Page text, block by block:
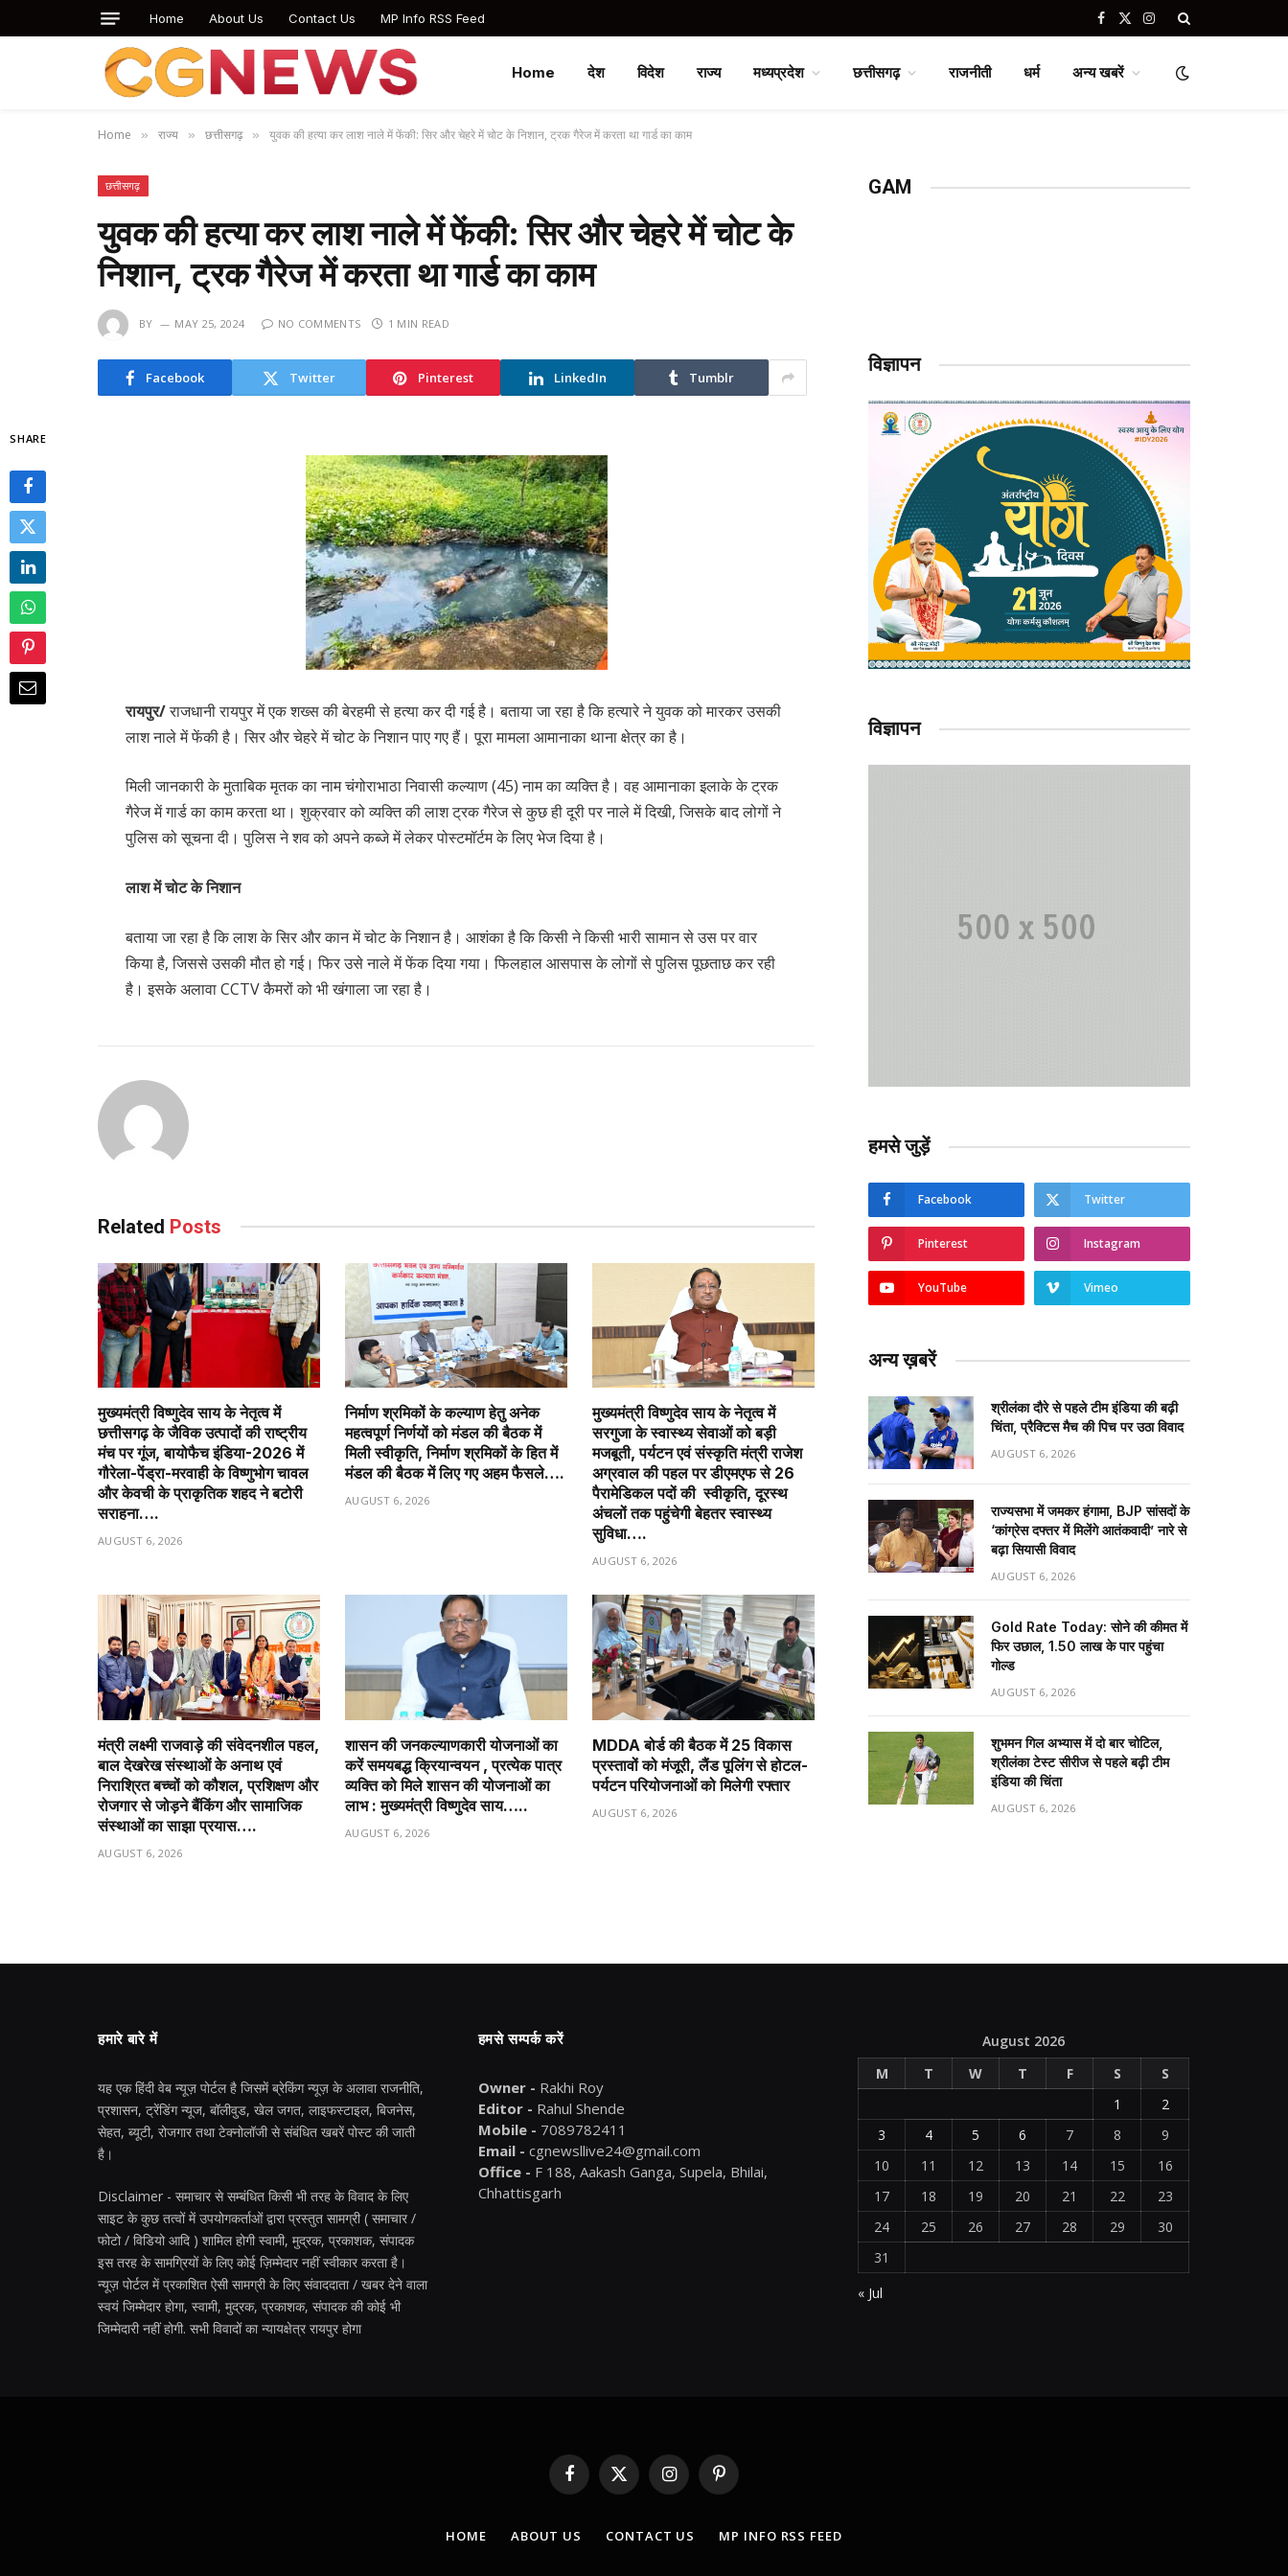
Home About Us Contact Us MP Info RSS Feed Facebook
X
Instagram
Home देश विदेश राज्य मध्यप्रदेश छत्तीसगढ़ राजनीती धर्म अन्य खबरें
Home » राज्य » छत्तीसगढ़ » युवक की हत्या कर लाश नाले में फेंकी: सिर और चेहरे में चोट के निशान, ट्रक गैरेज में करता था गार्ड का काम
छत्तीसगढ़
युवक की हत्या कर लाश नाले में फेंकी: सिर और चेहरे में चोट के
निशान, ट्रक गैरेज में करता था गार्ड का काम
BY MAY 25, 2024 NO COMMENTS 1 MIN READ
Facebook Twitter Pinterest LinkedIn Tumblr
SHARE
रायपुर/राजधानी रायपुर में एक शख्स की बेरहमी से हत्या कर दी गई है। बताया जा रहा है कि हत्यारे ने युवक को मारकर उसकी
लाश नाले में फेंकी है। सिर और चेहरे में चोट के निशान पाए गए हैं। पूरा मामला आमानाका थाना क्षेत्र का है।
मिली जानकारी के मुताबिक मृतक का नाम चंगोराभाठा निवासी कल्याण (45) नाम का व्यक्ति है। वह आमानाका इलाके के ट्रक
गैरेज में गार्ड का काम करता था। शुक्रवार को व्यक्ति की लाश ट्रक गैरेज से कुछ ही दूरी पर नाले में दिखी, जिसके बाद लोगों ने
पुलिस को सूचना दी। पुलिस ने शव को अपने कब्जे में लेकर पोस्टमॉर्टम के लिए भेज दिया है।
लाश में चोट के निशान
बताया जा रहा है कि लाश के सिर और कान में चोट के निशान है। आशंका है कि किसी ने किसी भारी सामान से उस पर वार
किया है, जिससे उसकी मौत हो गई। फिर उसे नाले में फेंक दिया गया। फिलहाल आसपास के लोगों से पुलिस पूछताछ कर रही
है। इसके अलावा CCTV कैमरों को भी खंगाला जा रहा है।
Related Posts
मुख्यमंत्री विष्णुदेव साय के नेतृत्व में
छत्तीसगढ़ के जैविक उत्पादों की राष्ट्रीय
मंच पर गूंज, बायोफैच इंडिया-2026 में
गौरेला-पेंड्रा-मरवाही के विष्णुभोग चावल
और केवची के प्राकृतिक शहद ने बटोरी
सराहना….
AUGUST 6, 2026
निर्माण श्रमिकों के कल्याण हेतु अनेक
महत्वपूर्ण निर्णयों को मंडल की बैठक में
मिली स्वीकृति, निर्माण श्रमिकों के हित में
मंडल की बैठक में लिए गए अहम फैसले….
AUGUST 6, 2026
मुख्यमंत्री विष्णुदेव साय के नेतृत्व में
सरगुजा के स्वास्थ्य सेवाओं को बड़ी
मजबूती, पर्यटन एवं संस्कृति मंत्री राजेश
अग्रवाल की पहल पर डीएमएफ से 26
पैरामेडिकल पदों की स्वीकृति, दूरस्थ
अंचलों तक पहुंचेगी बेहतर स्वास्थ्य
सुविधा….
AUGUST 6, 2026
मंत्री लक्ष्मी राजवाड़े की संवेदनशील पहल,
बाल देखरेख संस्थाओं के अनाथ एवं
निराश्रित बच्चों को कौशल, प्रशिक्षण और
रोजगार से जोड़ने बैंकिंग और सामाजिक
संस्थाओं का साझा प्रयास….
AUGUST 6, 2026
शासन की जनकल्याणकारी योजनाओं का
करें समयबद्ध क्रियान्वयन , प्रत्येक पात्र
व्यक्ति को मिले शासन की योजनाओं का
लाभ : मुख्यमंत्री विष्णुदेव साय…..
AUGUST 6, 2026
MDDA बोर्ड की बैठक में 25 विकास
प्रस्तावों को मंजूरी, लैंड पूलिंग से होटल-
पर्यटन परियोजनाओं को मिलेगी रफ्तार
AUGUST 6, 2026
GAM
विज्ञापन
विज्ञापन
हमसे जुड़ें
Facebook Twitter
Pinterest Instagram
YouTube Vimeo
अन्य ख़बरें
श्रीलंका दौरे से पहले टीम इंडिया की बढ़ी
चिंता, प्रैक्टिस मैच की पिच पर उठा विवाद
AUGUST 6, 2026
राज्यसभा में जमकर हंगामा, BJP सांसदों के
‘कांग्रेस दफ्तर में मिलेंगे आतंकवादी’ नारे से
बढ़ा सियासी विवाद
AUGUST 6, 2026
Gold Rate Today: सोने की कीमत में
फिर उछाल, ₹1.50 लाख के पार पहुंचा
गोल्ड
AUGUST 6, 2026
शुभमन गिल अभ्यास में दो बार चोटिल,
श्रीलंका टेस्ट सीरीज से पहले बढ़ी टीम
इंडिया की चिंता
AUGUST 6, 2026
हमारे बारे में
यह एक हिंदी वेब न्यूज़ पोर्टल है जिसमें ब्रेकिंग न्यूज़ के अलावा राजनीति,
प्रशासन, ट्रेंडिंग न्यूज, बॉलीवुड, खेल जगत, लाइफस्टाइल, बिजनेस,
सेहत, ब्यूटी, रोजगार तथा टेक्नोलॉजी से संबंधित खबरें पोस्ट की जाती
है।
Disclaimer - समाचार से सम्बंधित किसी भी तरह के विवाद के लिए
साइट के कुछ तत्वों में उपयोगकर्ताओं द्वारा प्रस्तुत सामग्री ( समाचार /
फोटो / विडियो आदि ) शामिल होगी स्वामी, मुद्रक, प्रकाशक, संपादक
इस तरह के सामग्रियों के लिए कोई ज़िम्मेदार नहीं स्वीकार करता है।
न्यूज़ पोर्टल में प्रकाशित ऐसी सामग्री के लिए संवाददाता / खबर देने वाला
स्वयं जिम्मेदार होगा, स्वामी, मुद्रक, प्रकाशक, संपादक की कोई भी
जिम्मेदारी नहीं होगी. सभी विवादों का न्यायक्षेत्र रायपुर होगा
हमसे सम्पर्क करें
Owner - Rakhi Roy
Editor - Rahul Shende
Mobile - 7089782411
Email - cgnewsllive24@gmail.com
Office - F 188, Aakash Ganga, Supela, Bhilai,
Chhattisgarh
August 2026
M
T W T F S
S
1
2
3
4 5 6 7 8
9
10
11 12 13 14 15
16
17
18 19 20 21 22
23
24
25 26 27 28 29
30
31
« Jul
Facebook
X
(Twitter)
InstagramPinterest
HOME ABOUT US CONTACT US MP INFO RSS FEED